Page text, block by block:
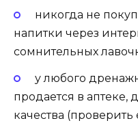
никогда не
напитки через
сомнительных
у любого
продается в аптеке,
качества